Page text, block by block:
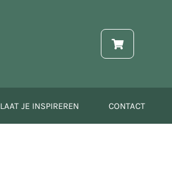
LAAT JE INSPIREREN CONTACT